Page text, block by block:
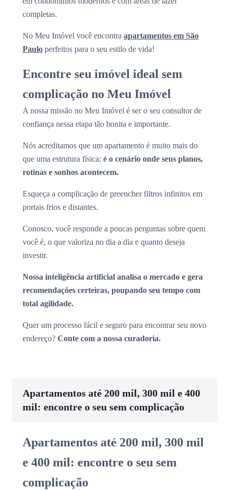
completas.
No Meu Imóvel você encontra apartamentos em São
Paulo perfeitos para o seu estilo de vida!
Encontre seu imóvel ideal sem
complicação no Meu Imóvel
A nossa missão no Meu Imóvel é ser o seu consultor de
confiança nessa etapa tão bonita e importante.
Nós acreditamos que um apartamento é muito mais do
que uma estrutura física: é o cenário onde seus planos,
rotinas e sonhos acontecem.
Esqueça a complicação de preencher filtros infinitos em
portais frios e distantes.
Conosco, você responde a poucas perguntas sobre quem
você é, o que valoriza no dia a dia e quanto deseja
investir.
Nossa inteligência artificial analisa o mercado e gera
recomendações certeiras, poupando seu tempo com
total agilidade.
Quer um processo fácil e seguro para encontrar seu novo
endereço? Conte com a nossa curadoria.
Apartamentos até 200 mil, 300 mil e 400
mil: encontre o seu sem complicação
Apartamentos até 200 mil, 300 mil
e 400 mil: encontre o seu sem
complicação